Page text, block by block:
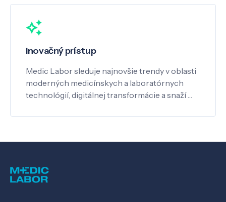
Inovačný prístup
Medic Labor sleduje najnovšie trendy v oblasti
moderných medicínskych a laboratórnych
technológií, digitálnej transformácie a snaží …